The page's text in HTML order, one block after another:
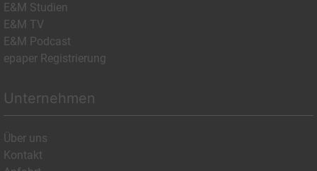
E&M Studien
E&M TV
E&M Podcast
epaper Registrierung
Unternehmen
Über uns
Kontakt